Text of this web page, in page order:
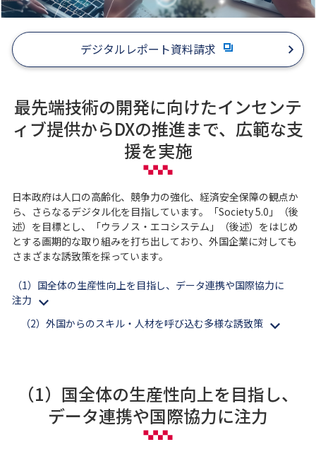
デジタルレポート資料請求
最先端技術の開発に向けたインセンテ
ィブ提供からDXの推進まで、広範な支
援を実施
日本政府は人口の高齢化、競争力の強化、経済安全保障の観点か
ら、さらなるデジタル化を目指しています。「Society 5.0」（後
述）を目標とし、「ウラノス・エコシステム」（後述）をはじめ
とする画期的な取り組みを打ち出しており、外国企業に対しても
さまざまな誘致策を採っています。
（1）国全体の生産性向上を目指し、データ連携や国際協力に
注力
（2）外国からのスキル・人材を呼び込む多様な誘致策
（1）国全体の生産性向上を目指し、
データ連携や国際協力に注力